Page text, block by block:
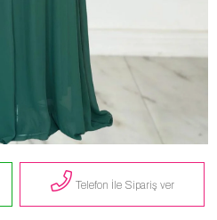
Telefon İle Sipariş ver